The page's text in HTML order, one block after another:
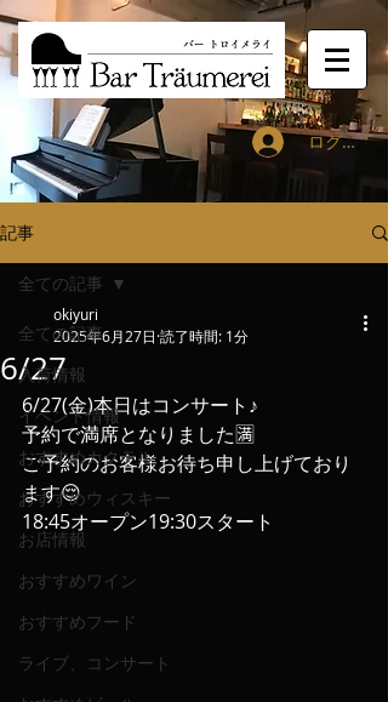
ログイン
記事
全ての記事
入荷情報
イベント情報
おすすめカクテル
おすすめウィスキー
お店情報
おすすめワイン
おすすめフード
ライブ、コンサート
全ての記事
6/27
okiyuri
2025年6月27日 読了時間: 1分
6/27(金)本日はコンサート♪
予約で満席となりました🈵
ご予約のお客様お待ち申し上げており
ます😌
18:45オープン19:30スタート